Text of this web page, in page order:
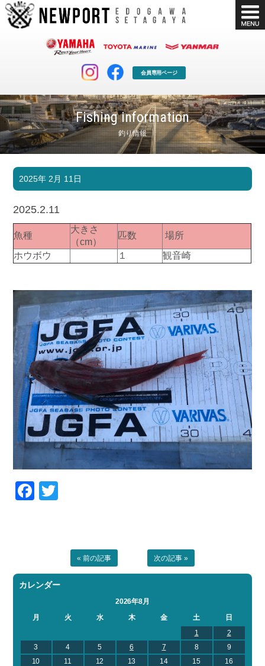
会員専用ページ
Fishing information
釣り情報
マリンクラブ
マリンライフを堪能したい！
ボート販売
ボート免許
店舗情報 公式ブログ
Contact us Company
採用情報
Recruit
リンク集
Link
2025年 2月 11日
2025.2.11
魚種
大きさ
（cm）
匹数
場所
ホウボウ
１ 観音崎
Facebook
« 前の記事 次の記事 »
カレンダー
2026年8月
月
火 水 木 金 土
日
1
2
3
4 5 6 7 8
9
10
11 12 13 14 15
16